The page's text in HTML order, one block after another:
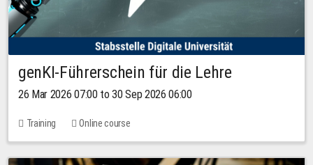
genKI-Führerschein für die Lehre
26 Mar 2026 07:00 to 30 Sep 2026 06:00
Training Online course